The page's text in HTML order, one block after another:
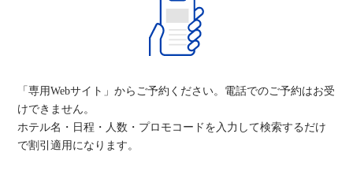
「専用Webサイト」からご予約ください。電話でのご予約はお受
けできません。
ホテル名・日程・人数・プロモコードを入力して検索するだけ
で割引適用になります。